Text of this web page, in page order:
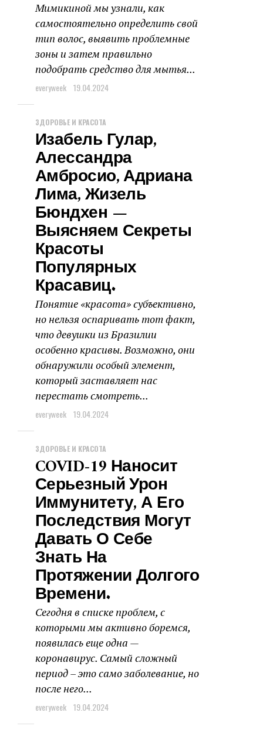
Мимикиной мы узнали, как
самостоятельно определить свой
тип волос, выявить проблемные
зоны и затем правильно
подобрать средство для мытья...
everyweek 19.04.2024
ЗДОРОВЬЕ И КРАСОТА
Изабель Гулар,
Алессандра
Амбросио, Адриана
Лима, Жизель
Бюндхен —
Выясняем Секреты
Красоты
Популярных
Красавиц.
Понятие «красота» субъективно,
но нельзя оспаривать тот факт,
что девушки из Бразилии
особенно красивы. Возможно, они
обнаружили особый элемент,
который заставляет нас
перестать смотреть...
everyweek 19.04.2024
ЗДОРОВЬЕ И КРАСОТА
COVID-19 Наносит
Серьезный Урон
Иммунитету, А Его
Последствия Могут
Давать О Себе
Знать На
Протяжении Долгого
Времени.
Сегодня в списке проблем, с
которыми мы активно боремся,
появилась еще одна —
коронавирус. Самый сложный
период – это само заболевание, но
после него...
everyweek 19.04.2024